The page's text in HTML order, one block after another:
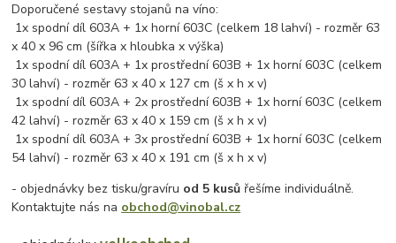
Doporučené sestavy stojanů na víno:
1x spodní díl 603A + 1x horní 603C (celkem 18 lahví) - rozměr 63
x 40 x 96 cm (šířka x hloubka x výška)
1x spodní díl 603A + 1x prostřední 603B + 1x horní 603C (celkem
30 lahví) - rozměr 63 x 40 x 127 cm (š x h x v)
1x spodní díl 603A + 2x prostřední 603B + 1x horní 603C (celkem
42 lahví) - rozměr 63 x 40 x 159 cm (š x h x v)
1x spodní díl 603A + 3x prostřední 603B + 1x horní 603C (celkem
54 lahví) - rozměr 63 x 40 x 191 cm (š x h x v)
- objednávky bez tisku/gravíru od 5 kusů řešíme individuálně.
Kontaktujte nás na obchod@vinobal.cz